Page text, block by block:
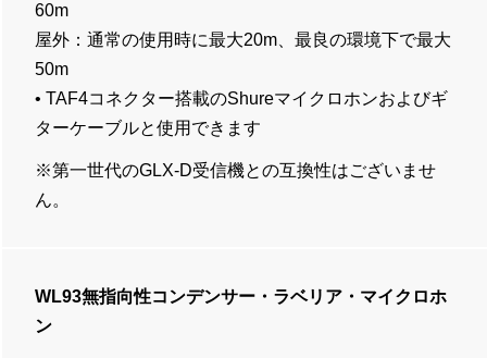
60m
屋外：通常の使用時に最大20m、最良の環境下で最大
50m
• TAF4コネクター搭載のShureマイクロホンおよびギ
ターケーブルと使用できます
※第一世代のGLX-D受信機との互換性はございませ
ん。
WL93無指向性コンデンサー・ラベリア・マイクロホ
ン